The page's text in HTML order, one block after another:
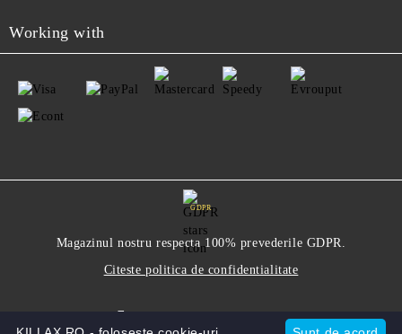
Working with
GDPR
Magazinul nostru respecta 100% prevederile GDPR.
Citeste politica de confidentialitate